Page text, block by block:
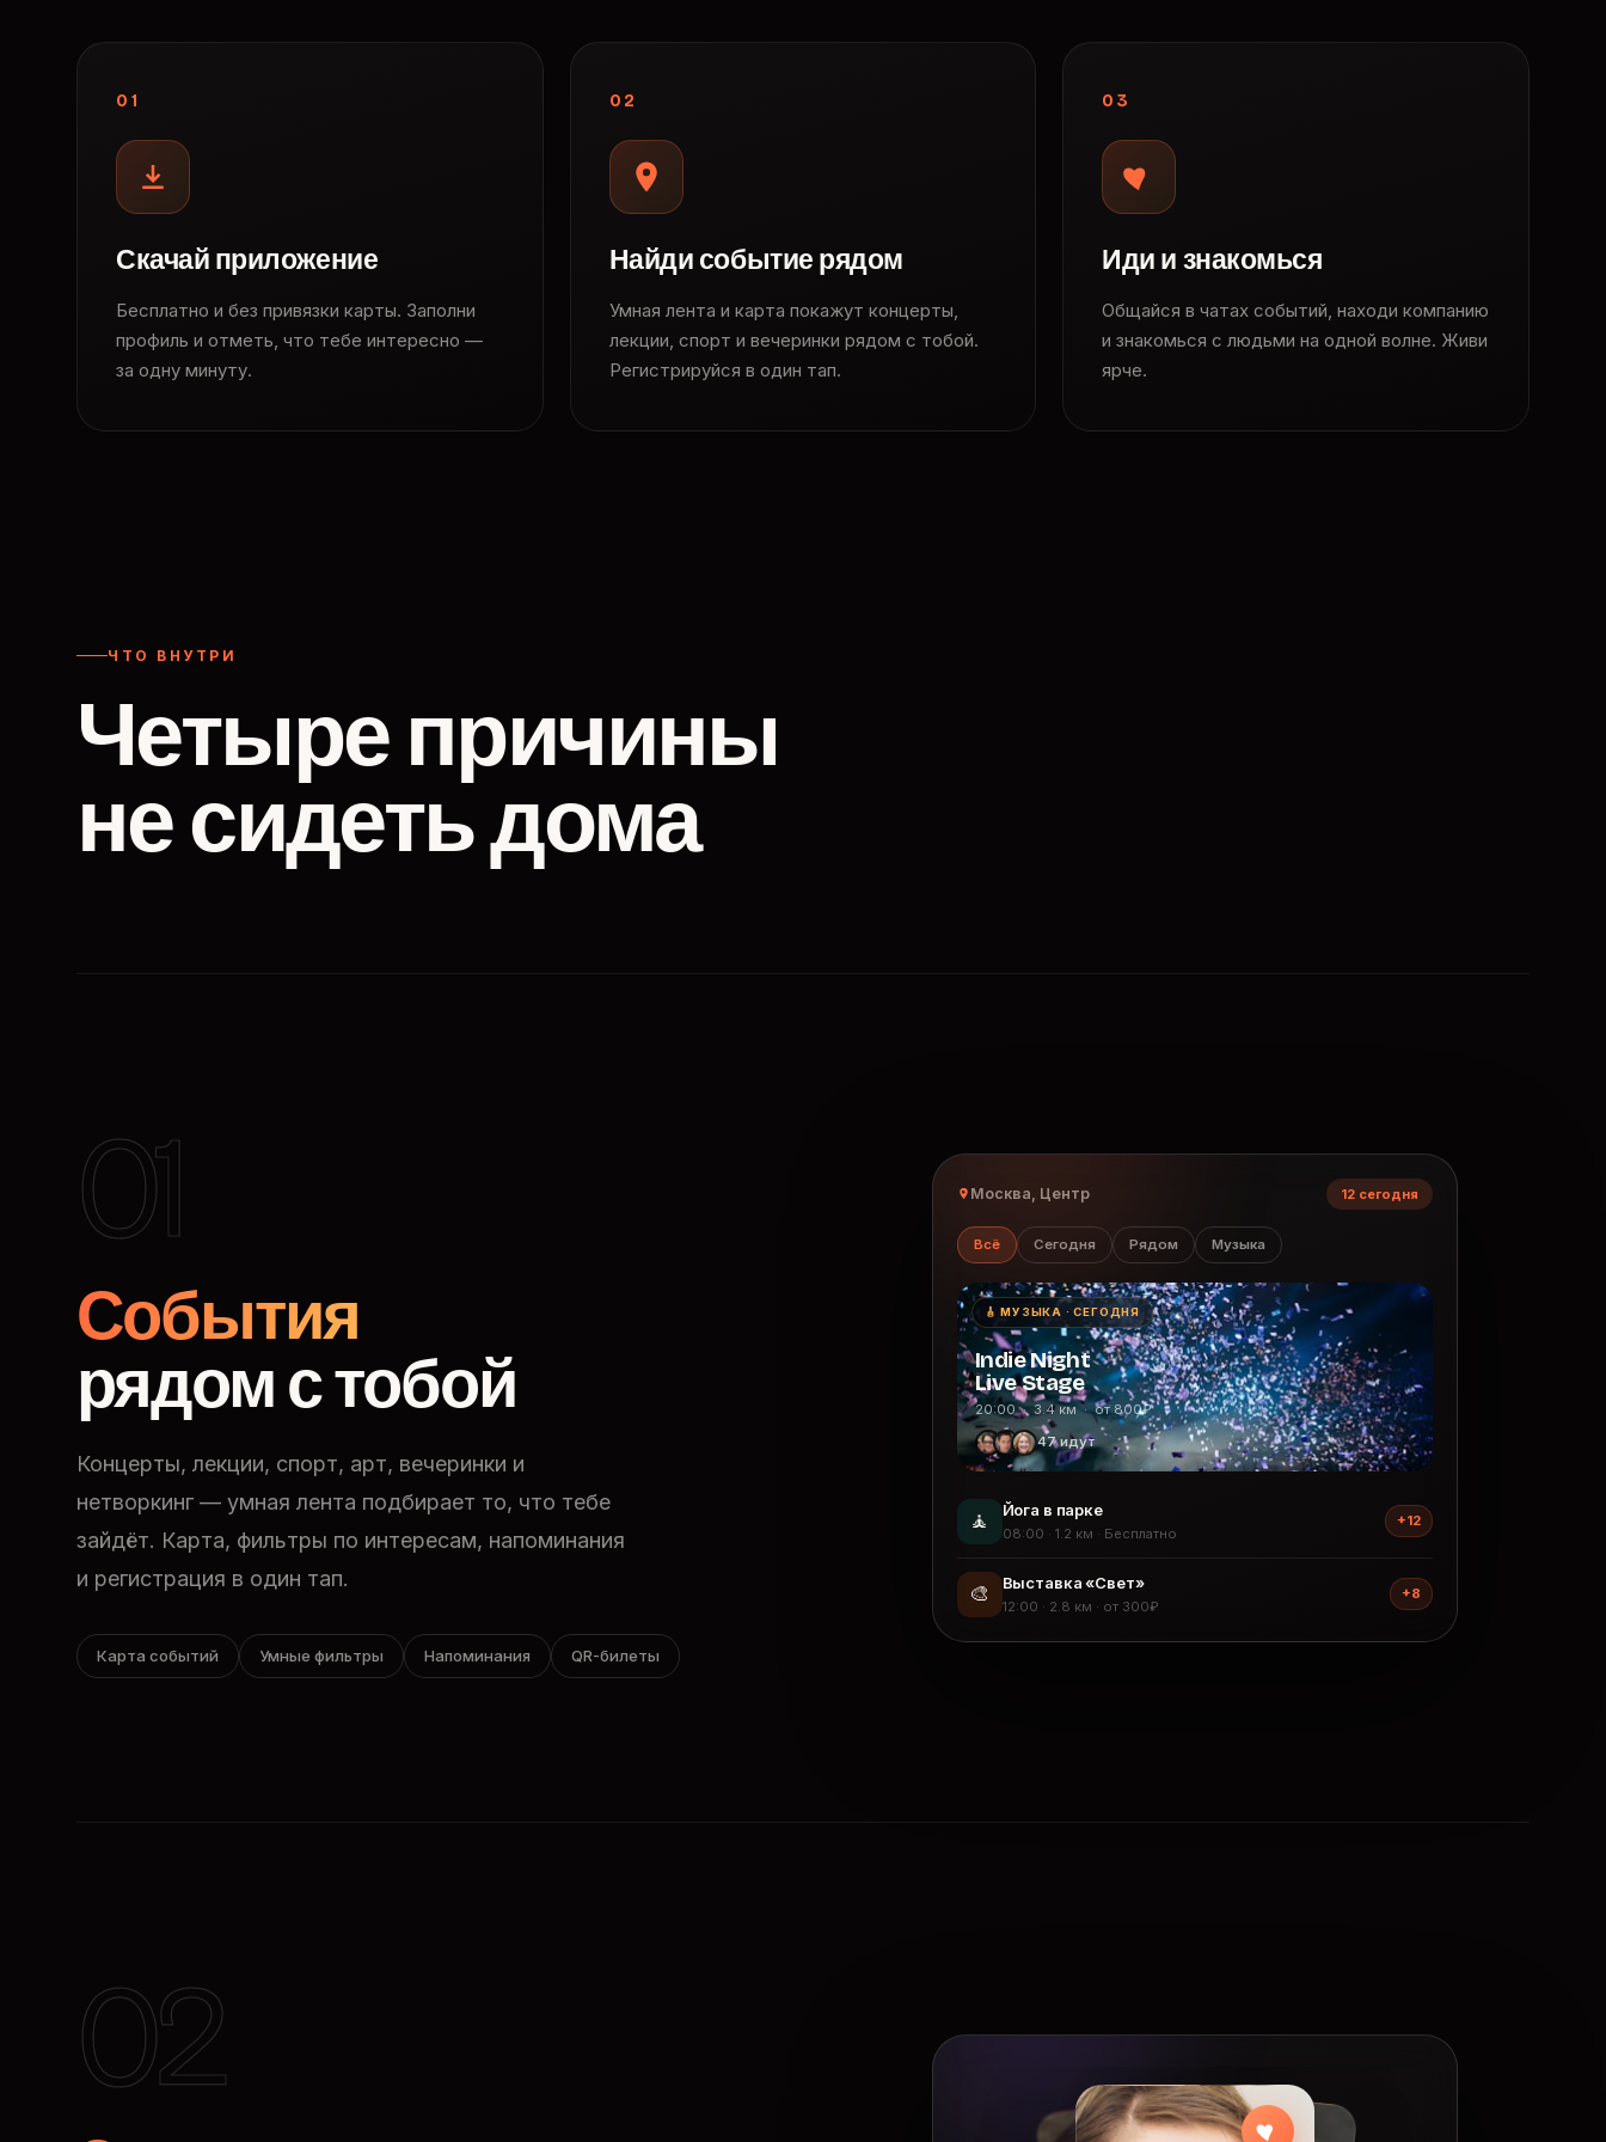
01
Скачай приложение
Бесплатно и без привязки карты. Заполни
профиль и отметь, что тебе интересно —
за одну минуту.
02
Найди событие рядом
Умная лента и карта покажут концерты,
лекции, спорт и вечеринки рядом с тобой.
Регистрируйся в один тап.
03
Иди и знакомься
Общайся в чатах событий, находи компанию
и знакомься с людьми на одной волне. Живи
ярче.
ЧТО ВНУТРИ
Четыре причины
не сидеть дома
01
События
рядом с тобой
Концерты, лекции, спорт, арт, вечеринки и
нетворкинг — умная лента подбирает то, что тебе
зайдёт. Карта, фильтры по интересам, напоминания
и регистрация в один тап.
Карта событий Умные фильтры Напоминания QR-билеты
Москва, Центр 12 сегодня
Всё Сегодня Рядом Музыка
🎸 МУЗЫКА · СЕГОДНЯ
Indie Night
Live Stage
20:00 · 3.4 км · от 800₽
47 идут
🧘 Йога в парке
08:00 · 1.2 км · Бесплатно
+12
🎨 Выставка «Свет»
12:00 · 2.8 км · от 300₽
+8
02